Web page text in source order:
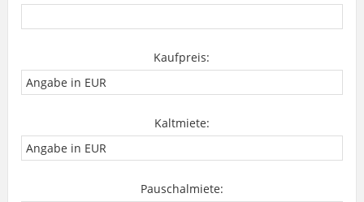
Kaufpreis:
Kaltmiete:
Pauschalmiete: